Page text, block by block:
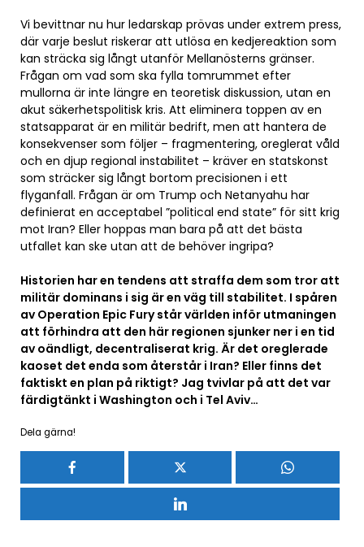
Vi bevittnar nu hur ledarskap prövas under extrem press,
där varje beslut riskerar att utlösa en kedjereaktion som
kan sträcka sig långt utanför Mellanösterns gränser.
Frågan om vad som ska fylla tomrummet efter
mullorna är inte längre en teoretisk diskussion, utan en
akut säkerhetspolitisk kris. Att eliminera toppen av en
statsapparat är en militär bedrift, men att hantera de
konsekvenser som följer – fragmentering, oreglerat våld
och en djup regional instabilitet – kräver en statskonst
som sträcker sig långt bortom precisionen i ett
flyganfall. Frågan är om Trump och Netanyahu har
definierat en acceptabel ”political end state” för sitt krig
mot Iran? Eller hoppas man bara på att det bästa
utfallet kan ske utan att de behöver ingripa?
Historien har en tendens att straffa dem som tror att
militär dominans i sig är en väg till stabilitet. I spåren
av Operation Epic Fury står världen inför utmaningen
att förhindra att den här regionen sjunker ner i en tid
av oändligt, decentraliserat krig. Är det oreglerade
kaoset det enda som återstår i Iran? Eller finns det
faktiskt en plan på riktigt? Jag tvivlar på att det var
färdigtänkt i Washington och i Tel Aviv…
Dela gärna!